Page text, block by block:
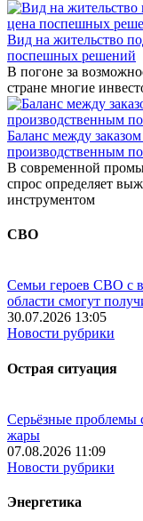
Вид на жительство
поспешных решений
В погоне за
стране многие
Баланс между
производственным
В современной
спрос определяет
инструментом
СВО
Семьи героев СВО с
области смогут
30.07.2026 13:05
Новости рубрики
Острая ситуация
Серьёзные проблемы
жары
07.08.2026 11:09
Новости рубрики
Энергетика